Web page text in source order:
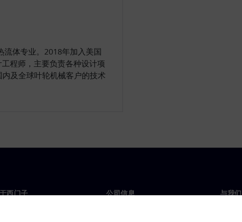
流体专业。2018年加入美国
程师，主要负责各种设计项
及全球叶轮机械客户的技术
西门子 公司信息 与我